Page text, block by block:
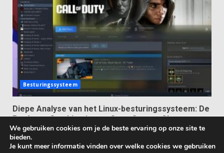
Besturingssysteem
Diepe Analyse van het Linux-besturingssysteem: De
Perfecte Combinatie van Open Source Charme en
Ultieme Vrijheid
13/10/2025
We gebruiken cookies om je de beste ervaring op onze site te
bieden.
Je kunt meer informatie vinden over welke cookies we gebruiken